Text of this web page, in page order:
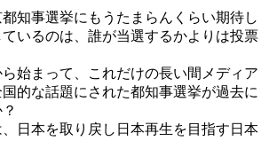
知事選挙にもうたまらんくらい期待し
いるのは、誰が当選するかよりは投票
始まって、これだけの長い間メディア
的な話題にされた都知事選挙が過去に
日本を取り戻し日本再生を目指す日本